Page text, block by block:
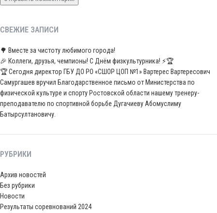
СВЕЖИЕ ЗАПИСИ
🌳 Вместе за чистоту любимого города!
🎉 Коллеги, друзья, чемпионы! С Днём физкультурника! ⚡️🏆
🏆 Сегодня директор ГБУ ДО РО «СШОР ЦОП №1» Вартерес Вартересович
Самургашев вручил Благодарственное письмо от Министерства по
физической культуре и спорту Ростовской области нашему тренеру-
преподавателю по спортивной борьбе Дугачиеву Абомуслиму
Батырсултановичу.
РУБРИКИ
Архив новостей
Без рубрики
Новости
Результаты соревнований 2024